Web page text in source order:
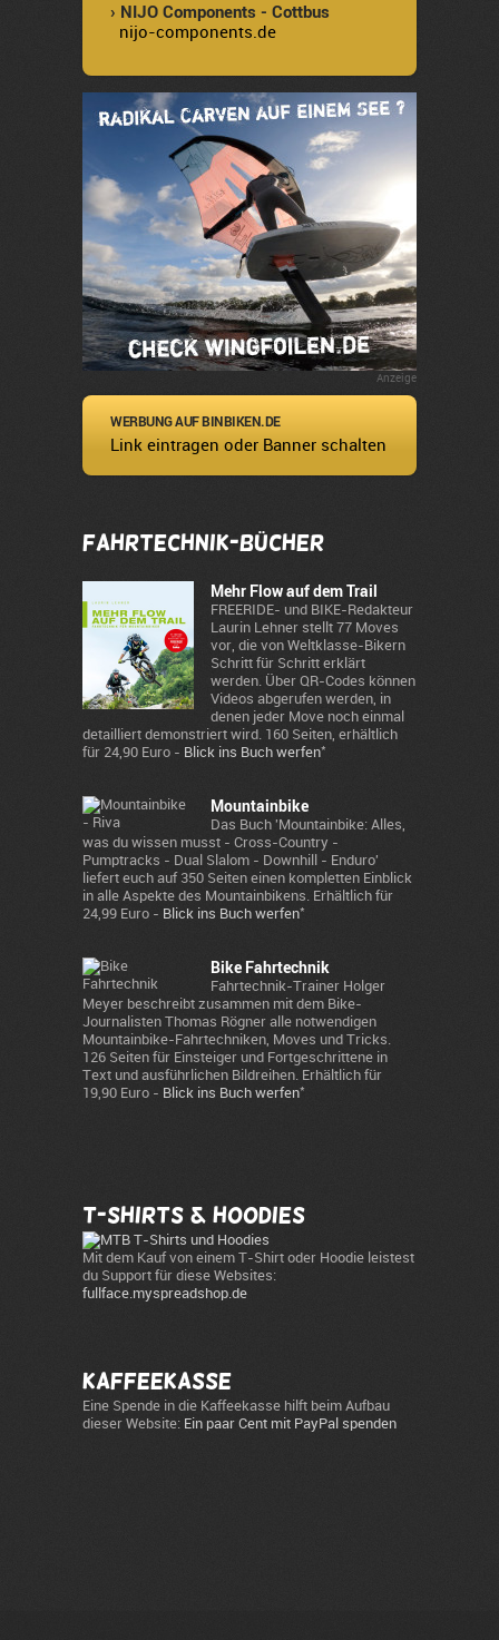
› NIJO Components - Cottbus
nijo-components.de
Anzeige
WERBUNG AUF BINBIKEN.DE
Link eintragen oder Banner schalten
Fahrtechnik-Bücher
Mehr Flow auf dem Trail
FREERIDE- und BIKE-Redakteur
Laurin Lehner stellt 77 Moves
vor, die von Weltklasse-Bikern
Schritt für Schritt erklärt
werden. Über QR-Codes können
Videos abgerufen werden, in
denen jeder Move noch einmal
detailliert demonstriert wird. 160 Seiten, erhältlich
für 24,90 Euro - Blick ins Buch werfen*
Mountainbike
Das Buch 'Mountainbike: Alles,
was du wissen musst - Cross-Country -
Pumptracks - Dual Slalom - Downhill - Enduro'
liefert euch auf 350 Seiten einen kompletten Einblick
in alle Aspekte des Mountainbikens. Erhältlich für
24,99 Euro - Blick ins Buch werfen*
Bike Fahrtechnik
Fahrtechnik-Trainer Holger
Meyer beschreibt zusammen mit dem Bike-
Journalisten Thomas Rögner alle notwendigen
Mountainbike-Fahrtechniken, Moves und Tricks.
126 Seiten für Einsteiger und Fortgeschrittene in
Text und ausführlichen Bildreihen. Erhältlich für
19,90 Euro - Blick ins Buch werfen*
T-Shirts & Hoodies
Mit dem Kauf von einem T-Shirt oder Hoodie leistest
du Support für diese Websites:
fullface.myspreadshop.de
Kaffeekasse
Eine Spende in die Kaffeekasse hilft beim Aufbau
dieser Website: Ein paar Cent mit PayPal spenden